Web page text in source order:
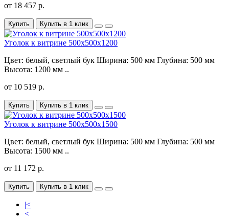
от 18 457 р.
Купить Купить в 1 клик
Уголок к витрине 500х500х1200
Цвет: белый, светлый бук Ширина: 500 мм Глубина: 500 мм
Высота: 1200 мм ..
от 10 519 р.
Купить Купить в 1 клик
Уголок к витрине 500х500х1500
Цвет: белый, светлый бук Ширина: 500 мм Глубина: 500 мм
Высота: 1500 мм ..
от 11 172 р.
Купить Купить в 1 клик
|<
<